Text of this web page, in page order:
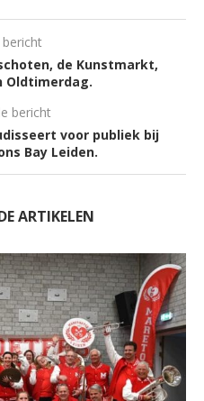
de Kunstmarkt,
Oldtimerdag.
bericht
voor publiek bij
Bay Leiden.
ARTIKELEN